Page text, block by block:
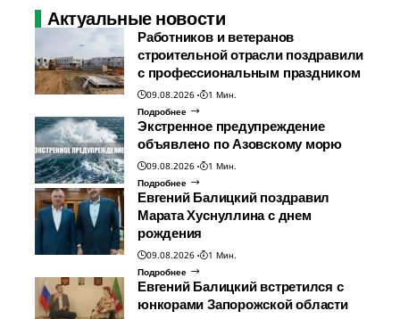
Актуальные новости
Работников и ветеранов
строительной отрасли поздравили
с профессиональным праздником
09.08.2026
1 Мин.
Подробнее
Экстренное предупреждение
объявлено по Азовскому морю
09.08.2026
1 Мин.
Подробнее
Евгений Балицкий поздравил
Марата Хуснуллина с днем
рождения
09.08.2026
1 Мин.
Подробнее
Евгений Балицкий встретился с
юнкорами Запорожской области